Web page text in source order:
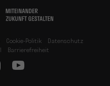
Cookie-Politik
Datenschutz
Barrierefreiheit